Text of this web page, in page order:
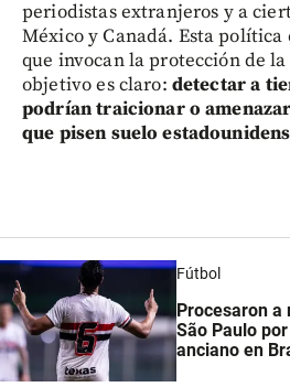
periodistas extranjeros y a
México y Canadá. Esta política
que invocan la protección de
objetivo es claro: detectar a
podrían traicionar o
que pisen suelo
Fútbol
Procesaron a
São Paulo
anciano en